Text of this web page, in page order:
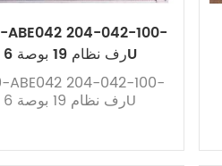
ABE042 204-042-100-
011 رف نظام 19 بوصة 6U
ABE042 204-042-100-
011 رف نظام 19 بوصة 6U